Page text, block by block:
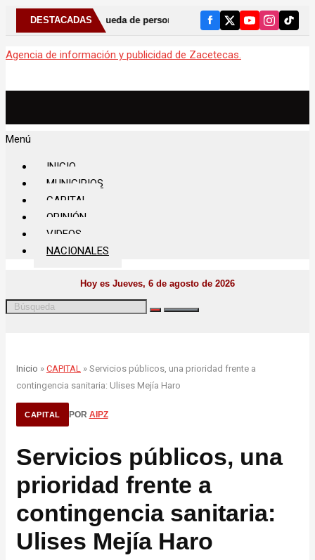
DESTACADAS
de personas en centros penitenciarios ⚠️ Ante más de
Agencia de información y publicidad de Zacetecas.
Menú
INICIO
MUNICIPIOS
CAPITAL
OPINIÓN
VIDEOS
NACIONALES
Hoy es Jueves, 6 de agosto de 2026
Inicio » CAPITAL » Servicios públicos, una prioridad frente a
contingencia sanitaria: Ulises Mejía Haro
CAPITAL POR AIPZ
Servicios públicos, una
prioridad frente a
contingencia sanitaria:
Ulises Mejía Haro